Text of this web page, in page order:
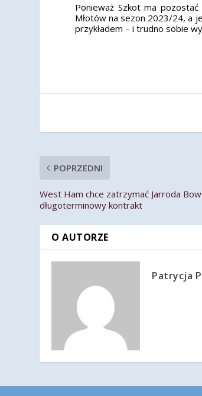
Ponieważ Szkot ma
Młotów na sezon 2023/24, a
przykładem – i trudno sobie
POPRZEDNI
West Ham chce zatrzymać Jarroda
długoterminowy kontrakt
O AUTORZE
Patrycja